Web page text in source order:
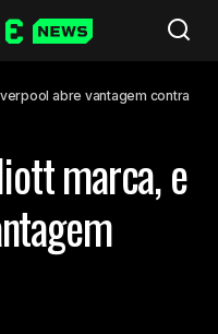
abre vantagem contra
marca, e